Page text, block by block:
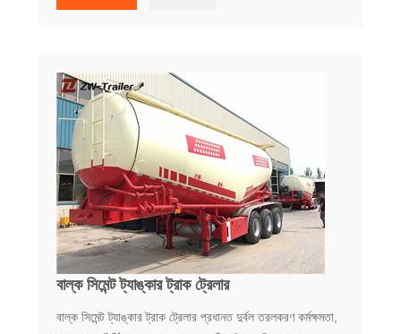
বাল্ক সিমেন্ট ট্যাঙ্কার ট্রাক ট্রেলার
বাল্ক সিমেন্ট ট্যাঙ্কার ট্রাক ট্রেলার প্রধানত দুর্বল তরলকরণ কর্মক্ষমতা,